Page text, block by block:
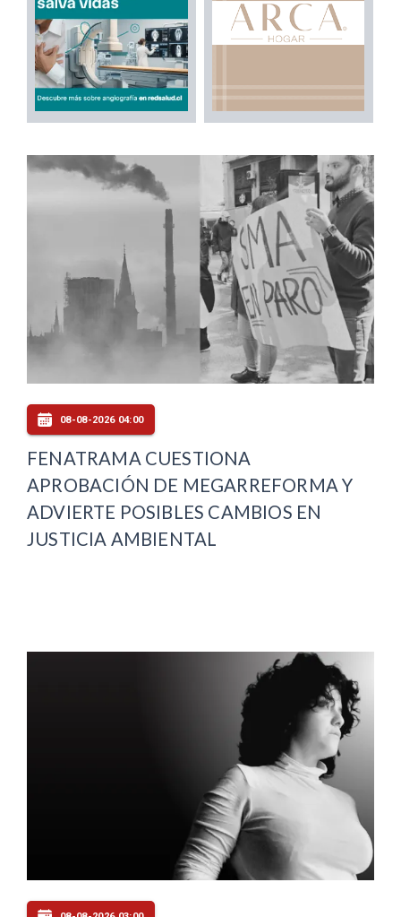
08-08-2026 04:00
FENATRAMA CUESTIONA
APROBACIÓN DE MEGARREFORMA Y
ADVIERTE POSIBLES CAMBIOS EN
JUSTICIA AMBIENTAL